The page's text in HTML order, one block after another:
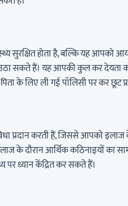
सुरक्षित होता है, बल्कि यह आपको
सकते हैं। यह आपकी कुल कर देयता
के लिए ली गई पॉलिसी पर कर
प्रदान करती हैं, जिससे आपको
के दौरान आर्थिक कठिनाइयों का
ध्यान केंद्रित कर सकते हैं।